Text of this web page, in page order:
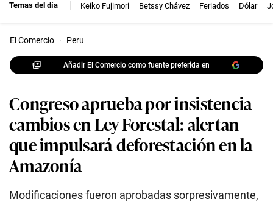
Temas del día Keiko Fujimori Betssy Chávez Feriados Dólar
El Comercio · Peru
Añadir El Comercio como fuente preferida en
Congreso aprueba por insistencia
cambios en Ley Forestal: alertan
que impulsará deforestación en la
Amazonía
Modificaciones fueron aprobadas sorpresivamente,